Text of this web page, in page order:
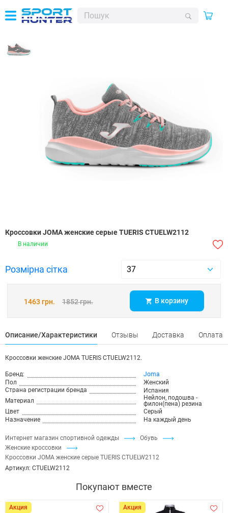
Интернет магазин спортивной одежды
Обувь
Женские кроссовки
Кроссовки JOMA женские серые TUERIS CTUELW2112
Кроссовки JOMA женские серые TUERIS CTUELW2112
В наличии
Розмірна сітка
1463 грн. 1852 грн. В корзину
Описание/Характеристики Отзывы Доставка Оплата
Кроссовки женские JOMA TUERIS CTUELW2112.
Бренд:
Joma
Пол
Женский
Страна регистрации бренда
Испания
Материал
Нейлон, подошва -
филон(пена) резина
Цвет
Серый
Назначение
На каждый день
Артикул: CTUELW2112
Покупают вместе
Акция Акция